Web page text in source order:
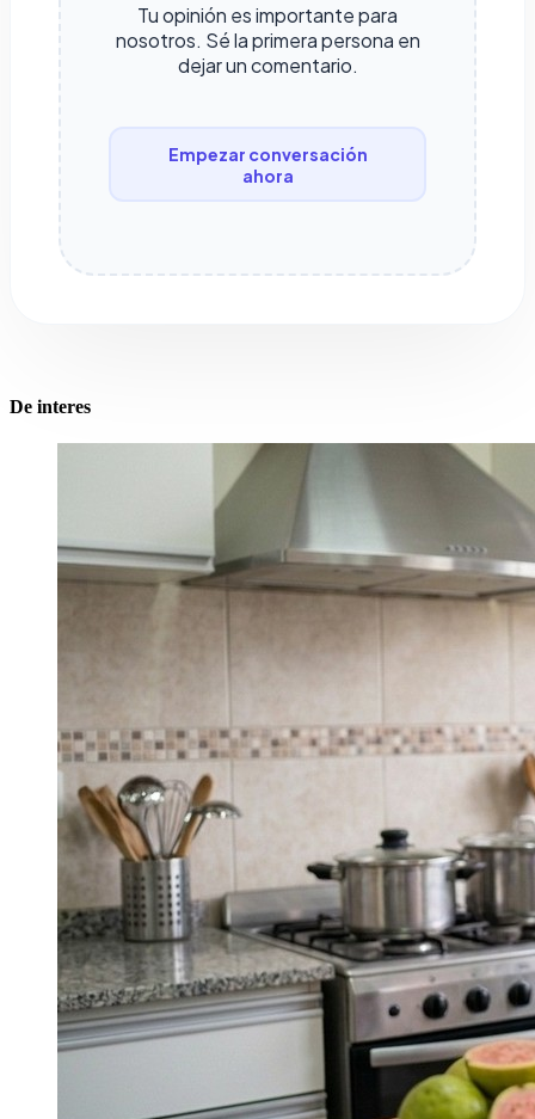
Tu opinión es importante para
nosotros. Sé la primera persona en
dejar un comentario.
Empezar conversación
ahora
De interes